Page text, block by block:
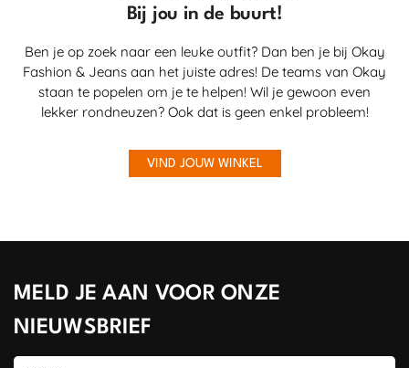
Bij jou in de buurt!
Ben je op zoek naar een leuke outfit? Dan ben je bij Okay
Fashion & Jeans aan het juiste adres! De teams van Okay
staan te popelen om je te helpen! Wil je gewoon even
lekker rondneuzen? Ook dat is geen enkel probleem!
VIND JOUW WINKEL
MELD JE AAN VOOR ONZE
NIEUWSBRIEF